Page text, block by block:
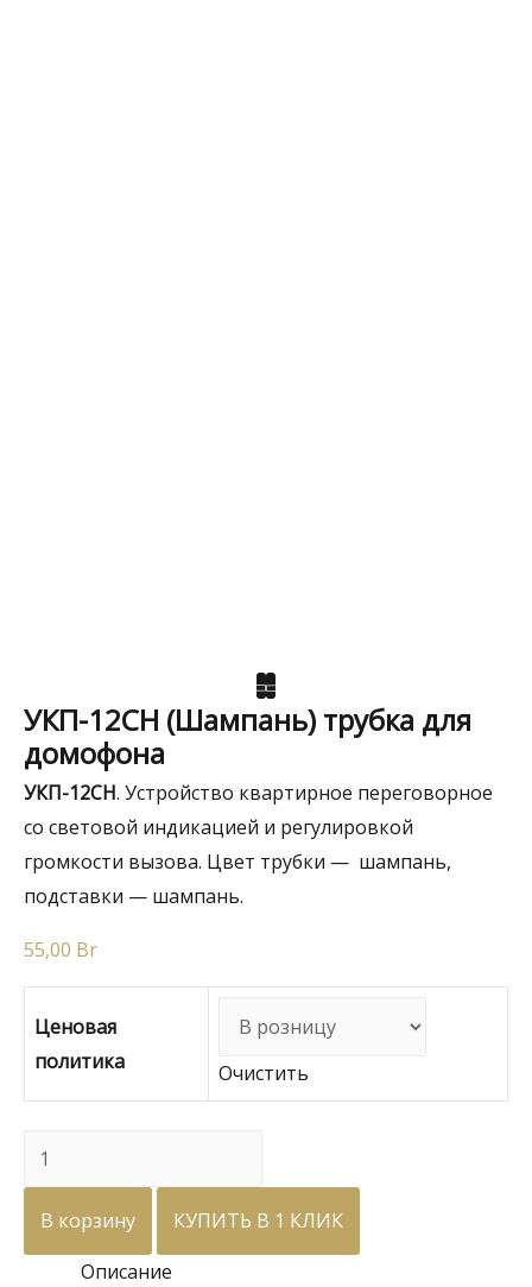
УКП-12CH (Шампань) трубка для
домофона
УКП-12CH. Устройство квартирное переговорное
со световой индикацией и регулировкой
громкости вызова. Цвет трубки — шампань,
подставки — шампань.
55,00 Br
Ценовая
политика
Очистить
Количество
УКП-12CH
(Шампань)
В корзину
КУПИТЬ В 1 КЛИК
Описание